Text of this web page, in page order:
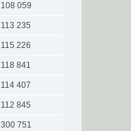
108 059
113 235
115 226
118 841
114 407
112 845
300 751